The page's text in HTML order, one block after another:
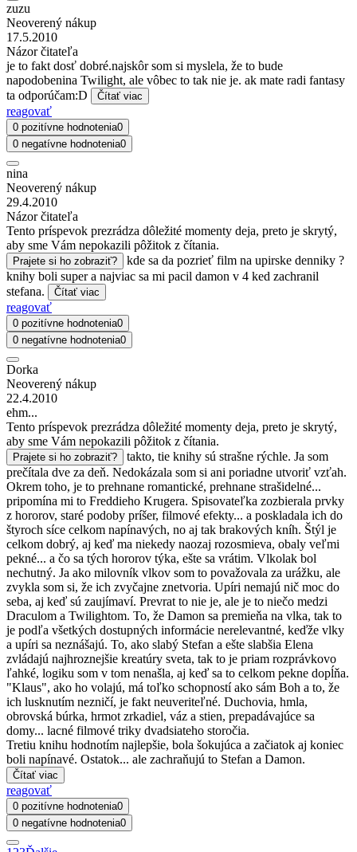
zuzu
Neoverený nákup
17.5.2010
Názor čitateľa
je to fakt dosť dobré.najskôr som si myslela, že to bude
napodobenina Twilight, ale vôbec to tak nie je. ak mate radi fantasy
ta odporúčam:D
Čítať viac
reagovať
0 pozitívne hodnotenia0
0 negatívne hodnotenia0
nina
Neoverený nákup
29.4.2010
Názor čitateľa
Tento príspevok prezrádza dôležité momenty deja, preto je skrytý,
aby sme Vám nepokazili pôžitok z čítania.
Prajete si ho zobraziť?
kde sa da pozrieť film na upirske denniky ?
knihy boli super a najviac sa mi pacil damon v 4 ked zachranil
stefana.
Čítať viac
reagovať
0 pozitívne hodnotenia0
0 negatívne hodnotenia0
Dorka
Neoverený nákup
22.4.2010
ehm...
Tento príspevok prezrádza dôležité momenty deja, preto je skrytý,
aby sme Vám nepokazili pôžitok z čítania.
Prajete si ho zobraziť?
takto, tie knihy sú strašne rýchle. Ja som
prečítala dve za deň. Nedokázala som si ani poriadne utvoriť vzťah.
Okrem toho, je to prehnane romantické, prehnane strašidelné...
pripomína mi to Freddieho Krugera. Spisovateľka zozbierala prvky
z hororov, staré podoby príšer, filmové efekty... a poskladala ich do
štyroch síce celkom napínavých, no aj tak brakových kníh. Štýl je
celkom dobrý, aj keď ma niekedy naozaj rozosmieva, obaly veľmi
pekné... a čo sa tých hororov týka, ešte sa vrátim. Vlkolak bol
nechutný. Ja ako milovník vlkov som to považovala za urážku, ale
zvykla som si, že ich zvyčajne znetvoria. Upíri nemajú nič moc do
seba, aj keď sú zaujímaví. Prevrat to nie je, ale je to niečo medzi
Draculom a Twilightom. To, že Damon sa premieňa na vlka, tak to
je podľa všetkých dostupných informácie nerelevantné, keďže vlky
a upíri sa neznášajú. To, ako slabý Stefan a ešte slabšia Elena
zvládajú najhroznejšie kreatúry sveta, tak to je priam rozprávkovo
ľahké, logiku som v tom nenašla, aj keď sa to celkom pekne dopĺňa.
"Klaus", ako ho volajú, má toľko schopností ako sám Boh a to, že
ich lusknutím nezničí, je fakt neuveriteľné. Duchovia, hmla,
obrovská búrka, hrmot zrkadiel, váz a stien, prepadávajúce sa
domy... lacné filmové triky dvadsiateho storočia.
Tretiu knihu hodnotím najlepšie, bola šokujúca a začiatok aj koniec
boli napínavé. Ostatok... ale zachraňujú to Stefan a Damon.
Čítať viac
reagovať
0 pozitívne hodnotenia0
0 negatívne hodnotenia0